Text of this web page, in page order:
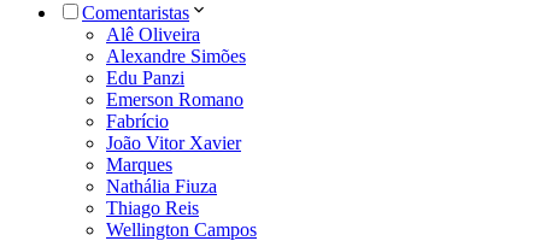
Comentaristas
Alê Oliveira
Alexandre Simões
Edu Panzi
Emerson Romano
Fabrício
João Vitor Xavier
Marques
Nathália Fiuza
Thiago Reis
Wellington Campos